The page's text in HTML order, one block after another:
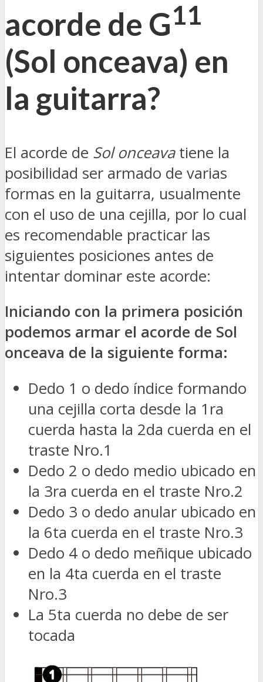
acorde de G11
(Sol onceava) en
la guitarra?
El acorde de Sol onceava tiene la
posibilidad ser armado de varias
formas en la guitarra, usualmente
con el uso de una cejilla, por lo cual
es recomendable practicar las
siguientes posiciones antes de
intentar dominar este acorde:
Iniciando con la primera posición
podemos armar el acorde de Sol
onceava de la siguiente forma:
Dedo 1 o dedo índice formando
una cejilla corta desde la 1ra
cuerda hasta la 2da cuerda en el
traste Nro.1
Dedo 2 o dedo medio ubicado en
la 3ra cuerda en el traste Nro.2
Dedo 3 o dedo anular ubicado en
la 6ta cuerda en el traste Nro.3
Dedo 4 o dedo meñique ubicado
en la 4ta cuerda en el traste
Nro.3
La 5ta cuerda no debe de ser
tocada